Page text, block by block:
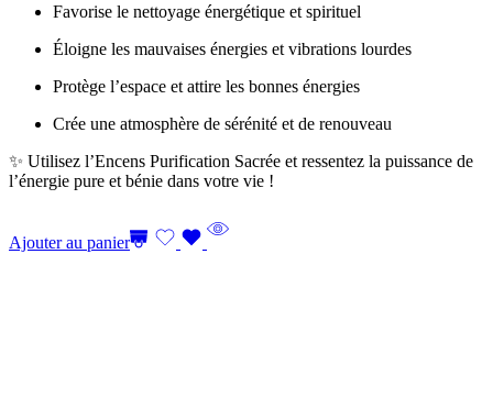
Favorise le nettoyage énergétique et spirituel
Éloigne les mauvaises énergies et vibrations lourdes
Protège l’espace et attire les bonnes énergies
Crée une atmosphère de sérénité et de renouveau
✨ Utilisez l’Encens Purification Sacrée et ressentez la puissance de
l’énergie pure et bénie dans votre vie !
Ajouter au panier